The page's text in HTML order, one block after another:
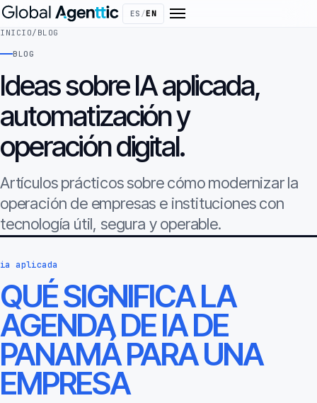
ES /EN
INICIO/ BLOG
BLOG
Ideas sobre IA aplicada,
automatización y
operación digital.
Artículos prácticos sobre cómo modernizar la
operación de empresas e instituciones con
tecnología útil, segura y operable.
ia aplicada
QUÉ SIGNIFICA LA
AGENDA DE IA DE
PANAMÁ PARA UNA
EMPRESA